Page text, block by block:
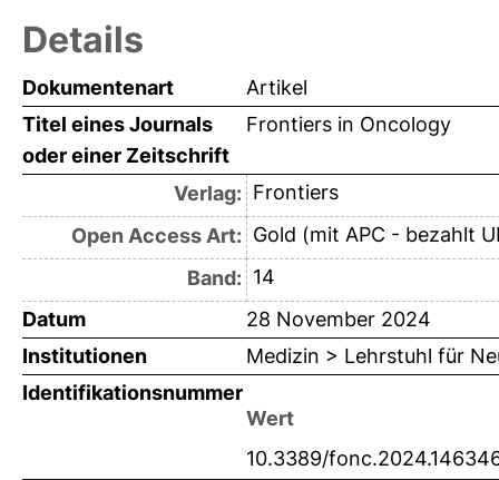
Details
Dokumentenart
Artikel
Titel eines Journals
oder einer Zeitschrift
Frontiers in Oncology
Verlag: Frontiers
Open Access Art: Gold (mit APC - bezahlt
Band: 14
Datum
28 November 2024
Institutionen
Medizin > Lehrstuhl für
Identifikationsnummer
Wert
10.3389/